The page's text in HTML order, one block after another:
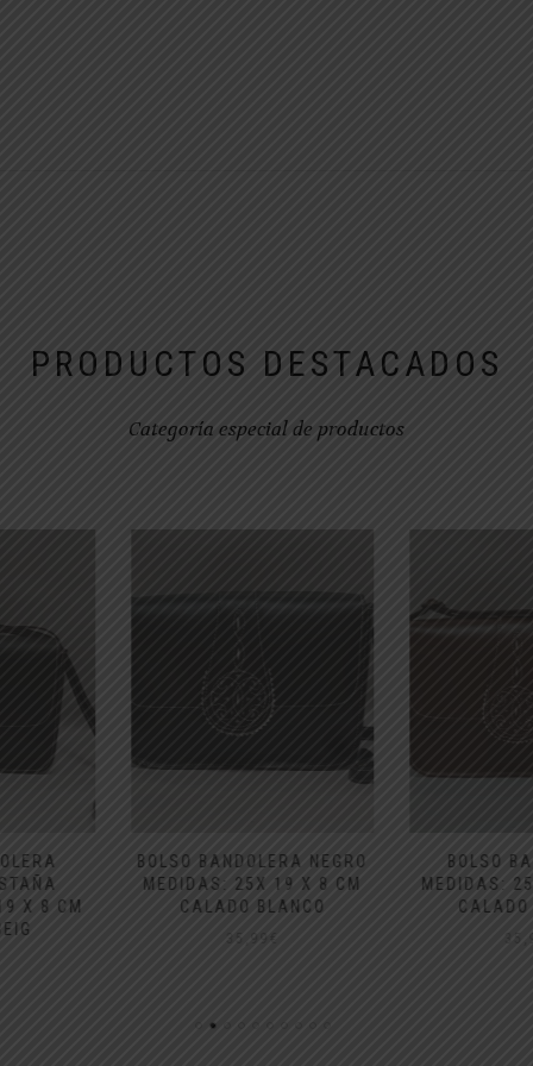
PRODUCTOS DESTACADOS
Categoría especial de productos
NEGRO
19 X 8 CM
€
BOLSO BANDOLERA
MEDIDAS: 25X 19 X 8 CM
CALADO BLANCO
35,99
BOLSO
MEDIDAS: